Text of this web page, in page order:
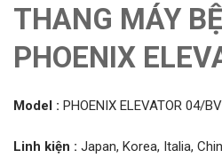
THANG MÁY
PHOENIX
Model : PHOENIX ELEVATOR 04/BV
Linh kiện : Japan, Korea, Italia,